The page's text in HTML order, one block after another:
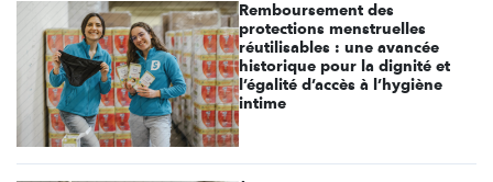
Remboursement des
protections menstruelles
réutilisables : une avancée
historique pour la dignité et
l’égalité d’accès à l’hygiène
intime